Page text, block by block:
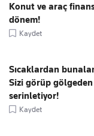
Konut ve araç
dönem!
Kaydet
Sıcaklardan
Sizi görüp
serinletiyor!
Kaydet